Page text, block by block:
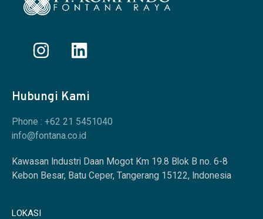
Hubungi Kami
Phone : +62 21 5451040
info@fontana.co.id
Kawasan Industri Daan Mogot Km 19.8 Blok B no. 6-8
Kebon Besar, Batu Ceper, Tangerang 15122, Indonesia
LOKASI